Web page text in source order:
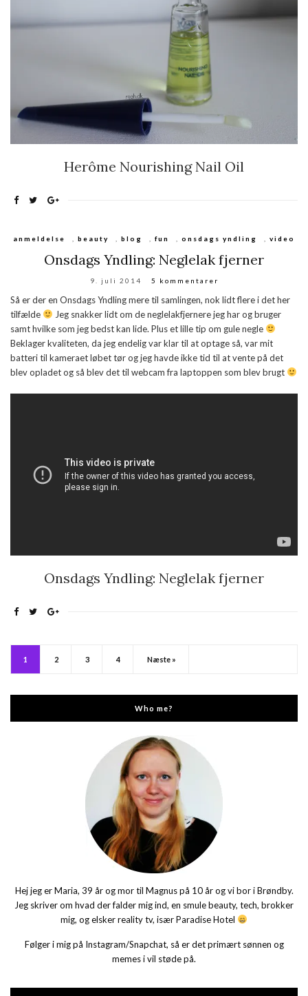
Herôme Nourishing Nail Oil
anmeldelse beauty blog fun onsdags yndling video
Onsdags Yndling: Neglelak fjerner
9. juli 2014 5 kommentarer
Så er der en Onsdags Yndling mere til samlingen, nok lidt flere i det her
tilfælde
Jeg snakker lidt om de neglelakfjernere jeg har og bruger
samt hvilke som jeg bedst kan lide. Plus et lille tip om gule negle
Beklager kvaliteten, da jeg endelig var klar til at optage så, var mit
batteri til kameraet løbet tør og jeg havde ikke tid til at vente på det
blev opladet og så blev det til webcam fra laptoppen som blev brugt
Onsdags Yndling: Neglelak fjerner
1 2 3 4 Næste »
Who me?
Hej jeg er Maria, 39 år og mor til Magnus på 10 år og vi bor i Brøndby.
Jeg skriver om hvad der falder mig ind, en smule beauty, tech, brokker
mig, og elsker reality tv, især Paradise Hotel
Følger i mig på Instagram/Snapchat, så er det primært sønnen og
memes i vil støde på.